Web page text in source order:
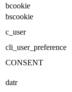
bcookie
bscookie
c_user
cli_user_preference
CONSENT
datr